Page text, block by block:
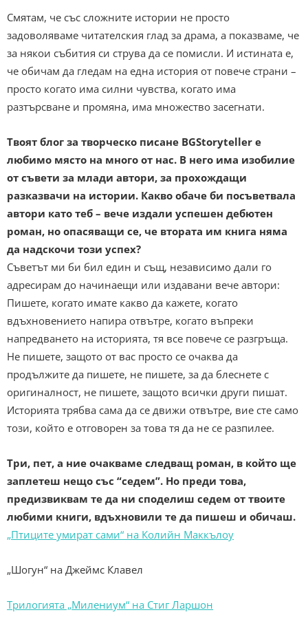
Смятам, че със сложните истории не просто
задоволяваме читателския глад за драма, а показваме, че
за някои събития си струва да се помисли. И истината е,
че обичам да гледам на една история от повече страни –
просто когато има силни чувства, когато има
разтърсване и промяна, има множество засегнати.
Твоят блог за творческо писане BGStoryteller е
любимо място на много от нас. В него има изобилие
от съвети за млади автори, за прохождащи
разказвачи на истории. Какво обаче би посъветвала
автори като теб – вече издали успешен дебютен
роман, но опасяващи се, че втората им книга няма
да надскочи този успех?
Съветът ми би бил един и същ, независимо дали го
адресирам до начинаещи или издавани вече автори:
Пишете, когато имате какво да кажете, когато
вдъхновението напира отвътре, когато въпреки
напредването на историята, тя все повече се разгръща.
Не пишете, защото от вас просто се очаква да
продължите да пишете, не пишете, за да блеснете с
оригиналност, не пишете, защото всички други пишат.
Историята трябва сама да се движи отвътре, вие сте само
този, който е отговорен за това тя да не се разпилее.
Три, пет, а ние очакваме следващ роман, в който ще
заплетеш нещо със “седем”. Но преди това,
предизвиквам те да ни споделиш седем от твоите
любими книги, вдъхновили те да пишеш и обичаш.
„Птиците умират сами“ на Колийн Маккълоу
„Шогун“ на Джеймс Клавел
Трилогията „Милениум“ на Стиг Ларшон